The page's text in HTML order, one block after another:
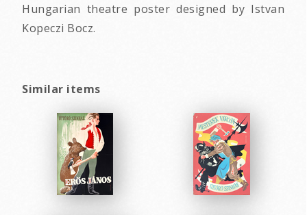
Hungarian theatre poster designed by Istvan
Kopeczi Bocz.
Similar items